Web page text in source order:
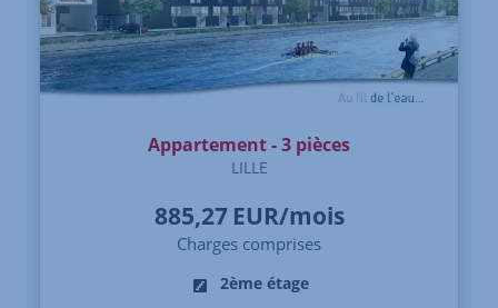
Appartement - 3 pièces
LILLE
885,27 EUR/mois
Charges comprises
2ème étage